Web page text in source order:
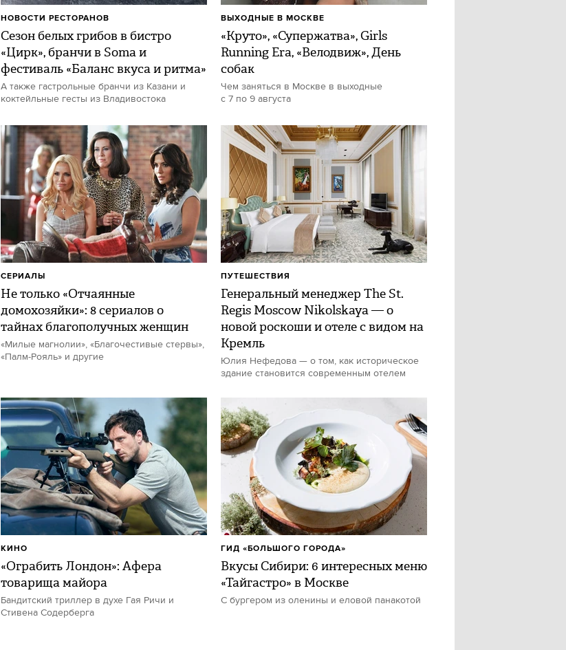
Сезон белых грибов в бистро
«Цирк», бранчи в Soma и
фестиваль «Баланс вкуса и ритма»
А также гастрольные бранчи из Казани и
коктейльные гесты из Владивостока
НОВОСТИ РЕСТОРАНОВ
«Круто», «Супержатва», Girls
Running Era, «Велодвиж», День
собак
Чем заняться в Москве в выходные
с 7 по 9 августа
ВЫХОДНЫЕ В МОСКВЕ
Не только «Отчаянные
домохозяйки»: 8 сериалов о
тайнах благополучных женщин
«Милые магнолии», «Благочестивые стервы»,
«Палм-Рояль» и другие
СЕРИАЛЫ
Генеральный менеджер The St.
Regis Moscow Nikolskaya — о
новой роскоши и отеле с видом на
Кремль
Юлия Нефедова — о том, как историческое
здание становится современным отелем
ПУТЕШЕСТВИЯ
«Ограбить Лондон»: Афера
товарища майора
Бандитский триллер в духе Гая Ричи и
Стивена Содерберга
КИНО
Вкусы Сибири: 6 интересных меню
«Тайгастро» в Москве
С бургером из оленины и еловой панакотой
ГИД «БОЛЬШОГО ГОРОДА»